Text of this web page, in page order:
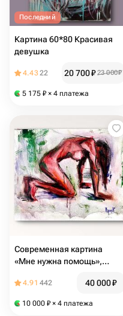
Последний
Картина 60*80 Красивая
девушка
4.4322 20 700₽ 23 000₽
5 175 ₽ × 4 платежа
Современная картина
«Мне нужна помощь»,
картина в интерьер,
4.91 442 40 000₽
10 000 ₽ × 4 платежа